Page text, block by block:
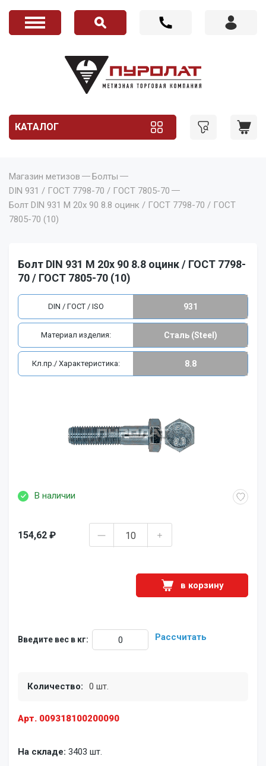
КАТАЛОГ
Магазин метизов
Болты
DIN 931 / ГОСТ 7798-70 / ГОСТ 7805-70
Болт DIN 931 M 20x 90 8.8 оцинк / ГОСТ 7798-70 / ГОСТ
7805-70 (10)
Болт DIN 931 M 20x 90 8.8 оцинк / ГОСТ 7798-
70 / ГОСТ 7805-70 (10)
Арт. 009318100200090
В наличии
На складе: 3403 шт.
154,62 ₽
в корзину
Введите вес в кг: Рассчитать
Количество: 0 шт.
DIN / ГОСТ / ISO 931
Материал изделия: Сталь (Steel)
Кл.пр./ Характеристика: 8.8